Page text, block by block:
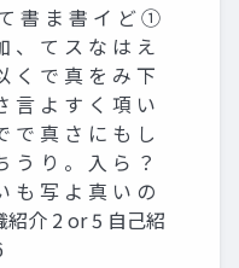
書 ま 書 イ ど ①
、 て ス な は え
で 真 を み 下
言 よ す く 項 い
で 真 さ に も し
う り 。 入 ら ？
も 写 よ 真 い の
紹介 2 or 5 自己紹